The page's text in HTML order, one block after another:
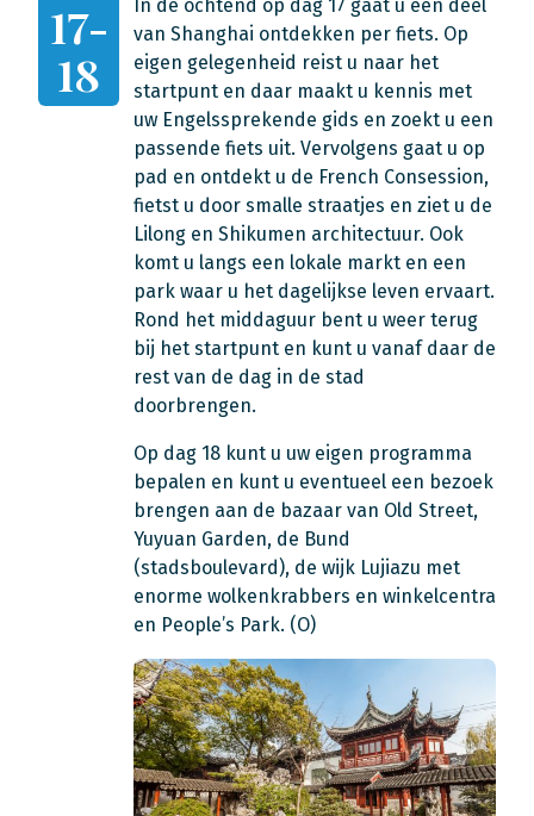
17-
18
In de ochtend op dag 17 gaat u een deel
van Shanghai ontdekken per fiets. Op
eigen gelegenheid reist u naar het
startpunt en daar maakt u kennis met
uw Engelssprekende gids en zoekt u een
passende fiets uit. Vervolgens gaat u op
pad en ontdekt u de French Consession,
fietst u door smalle straatjes en ziet u de
Lilong en Shikumen architectuur. Ook
komt u langs een lokale markt en een
park waar u het dagelijkse leven ervaart.
Rond het middaguur bent u weer terug
bij het startpunt en kunt u vanaf daar de
rest van de dag in de stad
doorbrengen.
Op dag 18 kunt u uw eigen programma
bepalen en kunt u eventueel een bezoek
brengen aan de bazaar van Old Street,
Yuyuan Garden, de Bund
(stadsboulevard), de wijk Lujiazu met
enorme wolkenkrabbers en winkelcentra
en People’s Park. (O)